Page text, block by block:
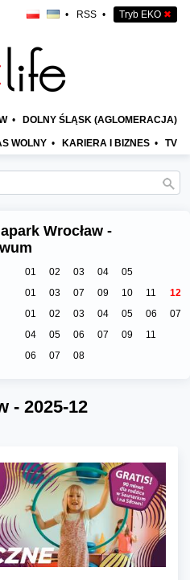
• RSS • Tryb EKO ✖
• DOLNY ŚLĄSK (AGLOMERACJA)
WOLNY • KARIERA I BIZNES • TV
Wrocław -
01 02 03 04
05
01 03 07 09 10 11
12
01 02 03 04 05 06
07
04 05 06 07 09
11
06 07 08
- 2025-12